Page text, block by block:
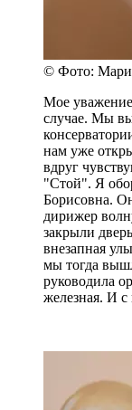
© Фото:
Мое
случае. Мы
нам уже
вдруг
"Стой". Я
Борисовна.
дирижер
закрыли
внезапная
мы тогда
руководила
железная. И с